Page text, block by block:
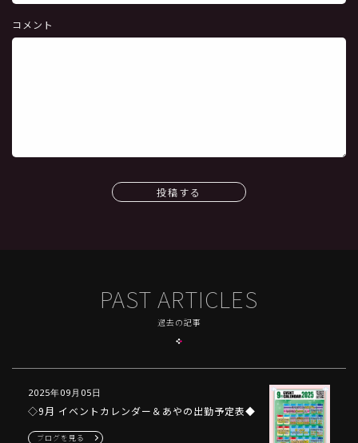
コメント
投稿する
PAST ARTICLES
過去の記事
2025年09月05日
◇9月 イベントカレンダー＆あやの出勤予定表◆
ブログを見る